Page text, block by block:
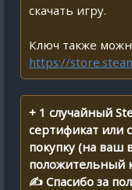
скачать игру.
Ключ также
https://
+ 1 случайный
сертификат или
покупку (на ваш
положительный
✍ Спасибо за